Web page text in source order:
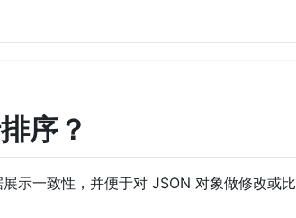
序？
示一致性，并便于对 JSON 对象做修改或比